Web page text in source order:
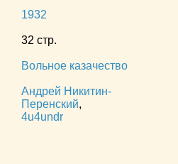
1932
32 стр.
Вольное казачество
Андрей Никитин-
Перенский,
4u4undr